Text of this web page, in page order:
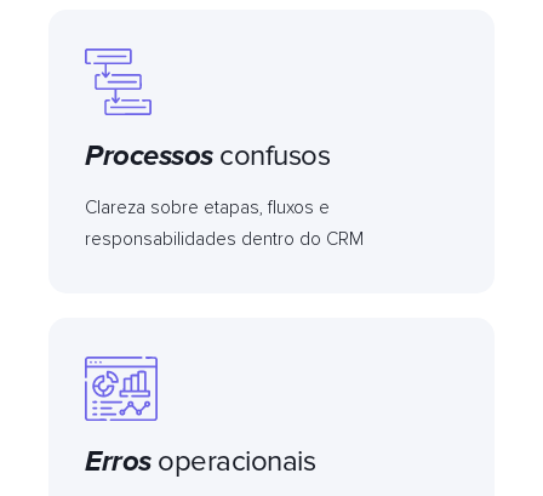
Processos confusos
Clareza sobre etapas, fluxos e
responsabilidades dentro do CRM
Erros operacionais